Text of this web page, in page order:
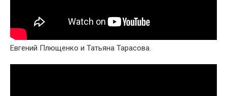
Евгений Плющенко и Татьяна Тарасова.